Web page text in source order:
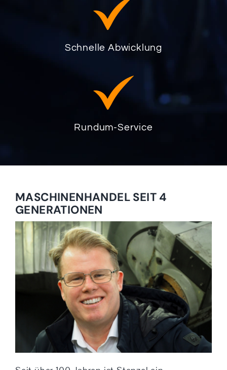
Schnelle Abwicklung
Rundum-Service
MASCHINENHANDEL SEIT 4
GENERATIONEN